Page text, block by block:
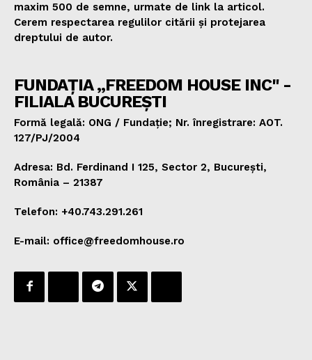
maxim 500 de semne, urmate de link la articol.
Cerem respectarea regulilor citării și protejarea
dreptului de autor.
FUNDAȚIA „FREEDOM HOUSE INC" -
FILIALA BUCUREȘTI
Formă legală: ONG / Fundație; Nr. înregistrare: AOT.
127/PJ/2004
Adresa: Bd. Ferdinand I 125, Sector 2, București,
România – 21387
Telefon: +40.743.291.261
E-mail: office@freedomhouse.ro